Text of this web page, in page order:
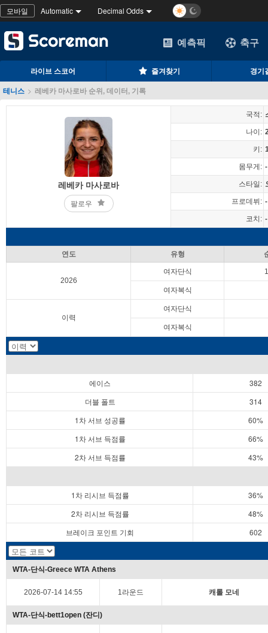
모바일 Automatic Decimal Odds
예측픽 축구
라이브 스코어 즐겨찾기
경기
테니스 > 레베카 마사로바 순위, 데이터, 기록
레베카 마사로바
팔로우
국적:
나이:
키:
몸무게: -
스타일:
프로데뷔: -
코치: -
연도 유형
2026
여자단식
여자복식
이력
여자단식
여자복식
에이스
382
더블 폴트
314
1차 서브 성공률
60%
1차 서브 득점률
66%
2차 서브 득점률
43%
1차 리시브 득점률
36%
2차 리시브 득점률
48%
브레이크 포인트 기회
602
WTA-단식-Greece WTA Athens
2026-07-14 14:55 1라운드 캐롤 모네
WTA-단식-bett1open (잔디)